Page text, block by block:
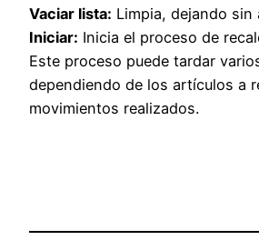
Vaciar lista: Limpia, dejando
Iniciar: Inicia el proceso de
Este proceso puede tardar
dependiendo de los artículos a
movimientos realizados.